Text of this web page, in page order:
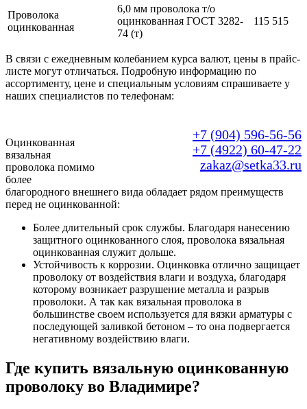
Проволока
оцинкованная
6,0 мм проволока т/о
оцинкованная ГОСТ 3282-
74 (т)
115 515
В связи с ежедневным колебанием курса валют, цены в прайс-
листе могут отличаться. Подробную информацию по
ассортименту, цене и специальным условиям спрашиваете у
наших специалистов по телефонам:
+7 (904) 596-56-56
+7 (4922) 60-47-22
zakaz@setka33.ru
Оцинкованная
вязальная
проволока помимо
более
благородного внешнего вида обладает рядом преимуществ
перед не оцинкованной:
Более длительный срок службы. Благодаря нанесению
защитного оцинкованного слоя, проволока вязальная
оцинкованная служит дольше.
Устойчивость к коррозии. Оцинковка отлично защищает
проволоку от воздействия влаги и воздуха, благодаря
которому возникает разрушение металла и разрыв
проволоки. А так как вязальная проволока в
большинстве своем используется для вязки арматуры с
последующей заливкой бетоном – то она подвергается
негативному воздействию влаги.
Где купить вязальную оцинкованную
проволоку во Владимире?